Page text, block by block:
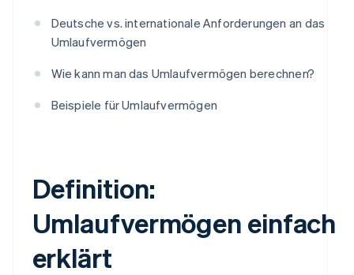
Deutsche vs. internationale Anforderungen an das
Umlaufvermögen
Wie kann man das Umlaufvermögen berechnen?
Beispiele für Umlaufvermögen
Definition:
Umlaufvermögen einfach
erklärt